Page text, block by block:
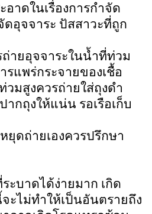
อาดในเรื่องการกำจัด
อุจจาระ ปัสสาวะที่ถูก
ถ่ายอุจจาระในน้ำที่ท่วม
รแพร่กระจายของเชื้อ
วมสูงควรถ่ายใส่ถุงดำ
กถุงให้แน่น รอเรือเก็บ
ยุดถ่ายเองควรปรึกษา
ะบาดได้ง่ายมาก เกิด
ะไม่ทำให้เป็นอันตรายถึง